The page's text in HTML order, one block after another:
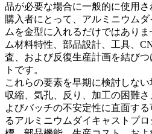
品が必要な場合に一般的に使用さ
購入者にとって、アルミニウム
ムを金型に入れるだけではあり
ム材料特性、部品設計、工具、
査、および反復生産計画を結び
トです。
これらの要素を早期に検討しない
収縮、気孔、反り、加工の困難
よびバッチの不安定性に直面す
るアルミニウムダイキャストプ